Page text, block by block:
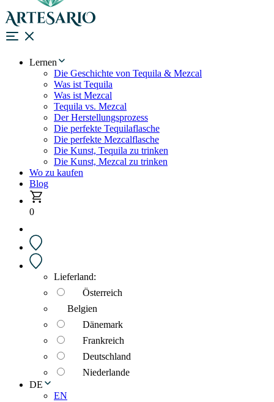
Lernen
Die Geschichte von Tequila & Mezcal
Was ist Tequila
Was ist Mezcal
Tequila vs. Mezcal
Der Herstellungsprozess
Die perfekte Tequilaflasche
Die perfekte Mezcalflasche
Die Kunst, Tequila zu trinken
Die Kunst, Mezcal zu trinken
Wo zu kaufen
Blog
0
Lieferland:
Österreich
Belgien
Dänemark
Frankreich
Deutschland
Niederlande
DE
EN